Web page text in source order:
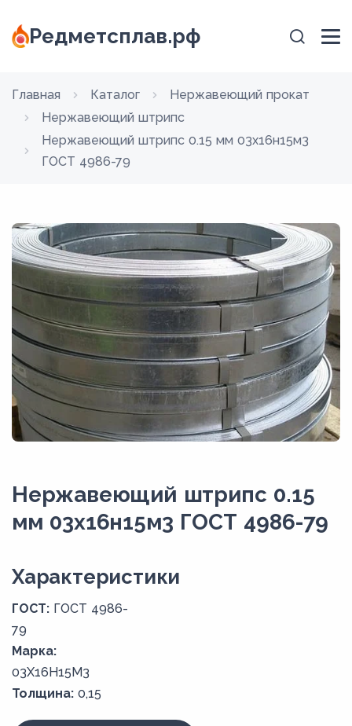
Редметсплав.рф
Главная Каталог
Нержавеющий прокат
Нержавеющий штрипс
Нержавеющий штрипс 0.15 мм 03х16н15м3
ГОСТ 4986-79
Нержавеющий штрипс 0.15
мм 03х16н15м3 ГОСТ 4986-79
Xарактеристики
ГОСТ: ГОСТ 4986-
79
Марка:
03Х16Н15М3
Толщина: 0,15